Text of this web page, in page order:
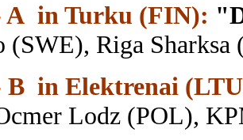
A in Turku (FIN):
(SWE), Riga Sharksa
B in Elektrenai
Lodz (POL),